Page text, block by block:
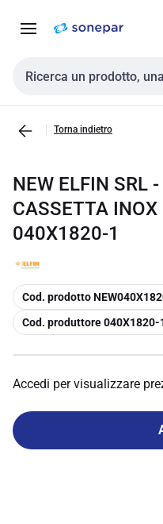
navigazione alla
Cerca input
Torna indietro
NEW ELFIN SRL
CASSETTA
040X1820-1
copia
Cod. prodotto
copia
Cod. produttore 040X1820-
Accedi per visualizzare